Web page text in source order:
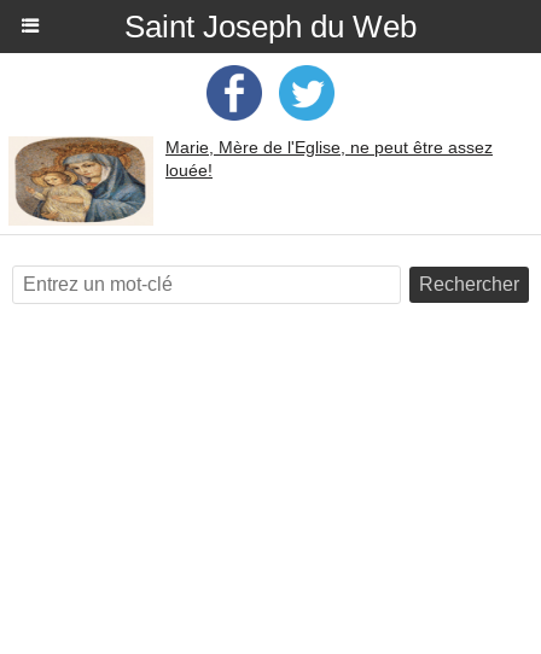
Saint Joseph du Web
Marie, Mère de l'Eglise, ne peut être assez
louée!
Rechercher